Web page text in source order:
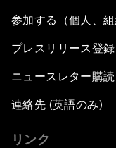
参加する（個人、組
プレスリリース登録
ニュースレター購読
連絡先 (英語のみ)
リンク